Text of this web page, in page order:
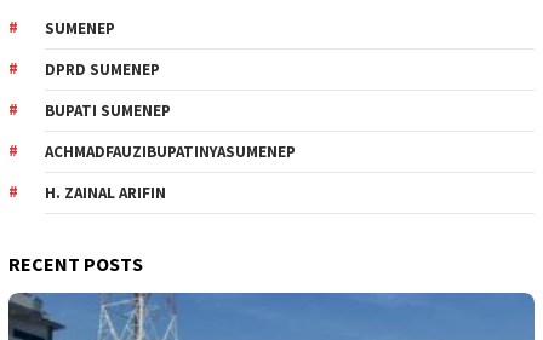
SUMENEP
DPRD SUMENEP
BUPATI SUMENEP
ACHMADFAUZIBUPATINYASUMENEP
H. ZAINAL ARIFIN
RECENT POSTS